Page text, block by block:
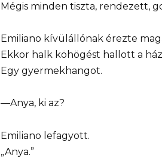
Mégis minden tiszta, rendezett,
Emiliano kívülállónak érezte
Ekkor halk köhögést hallott a
Egy gyermekhangot.
—Anya, ki az?
Emiliano lefagyott.
„Anya.”